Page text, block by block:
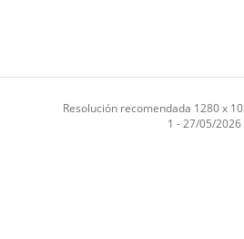
Resolución recomendada 1280 x
1 - 27/05/2026